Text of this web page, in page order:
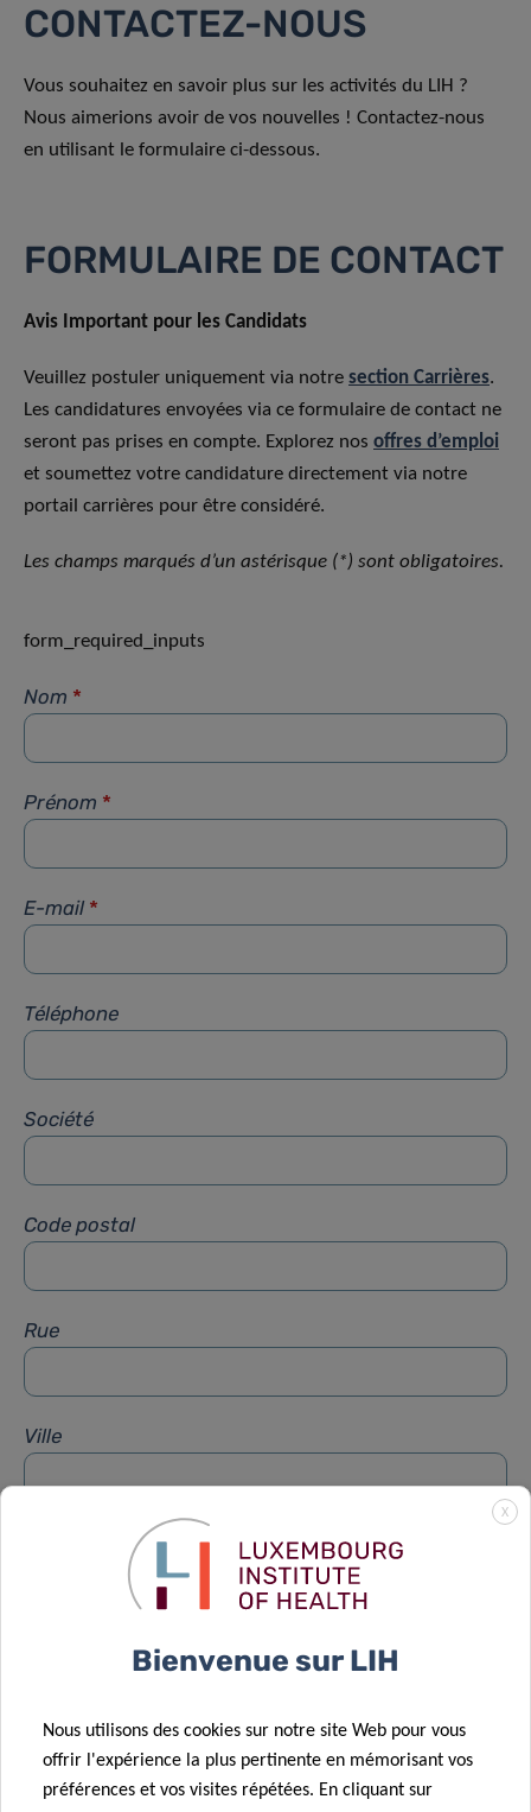
CONTACTEZ-NOUS
Vous souhaitez en savoir plus sur les activités du LIH ?
Nous aimerions avoir de vos nouvelles ! Contactez-nous
en utilisant le formulaire ci-dessous.
FORMULAIRE DE CONTACT
Avis Important pour les Candidats
Veuillez postuler uniquement via notre section Carrières.
Les candidatures envoyées via ce formulaire de contact ne
seront pas prises en compte. Explorez nos offres d’emploi
et soumettez votre candidature directement via notre
portail carrières pour être considéré.
Les champs marqués d’un astérisque (*) sont obligatoires.
form_required_inputs
Nom *
Prénom *
E-mail *
Téléphone
Société
Code postal
Rue
Ville
X
Bienvenue sur LIH
Nous utilisons des cookies sur notre site Web pour vous
offrir l'expérience la plus pertinente en mémorisant vos
préférences et vos visites répétées. En cliquant sur